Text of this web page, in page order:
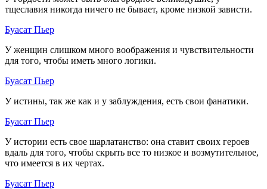
тщеславия никогда ничего не бывает, кроме низкой зависти.
Буасат Пьер
У женщин слишком много воображения и чувствительности
для того, чтобы иметь много логики.
Буасат Пьер
У истины, так же как и у заблуждения, есть свои фанатики.
Буасат Пьер
У истории есть свое шарлатанство: она ставит своих героев
вдаль для того, чтобы скрыть все то низкое и возмутительное,
что имеется в их чертах.
Буасат Пьер